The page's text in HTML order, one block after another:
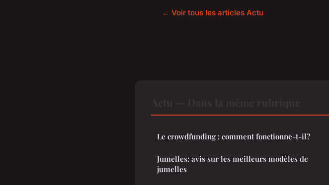
← Voir tous les articles Actu
Le crowdfunding : comment fonctionne-t-il?
Jumelles: avis sur les meilleurs modèles de
jumelles